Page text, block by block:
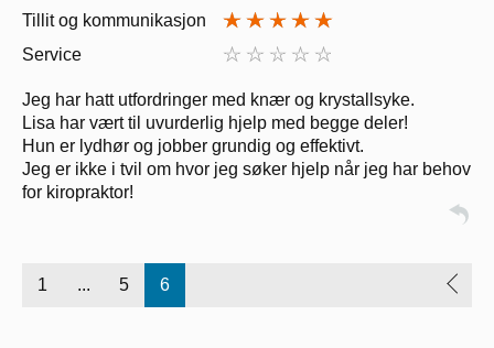
Tillit og kommunikasjon
Service
Jeg har hatt utfordringer med knær og krystallsyke.
Lisa har vært til uvurderlig hjelp med begge deler!
Hun er lydhør og jobber grundig og effektivt.
Jeg er ikke i tvil om hvor jeg søker hjelp når jeg har behov
for kiropraktor!
1 ... 5 6